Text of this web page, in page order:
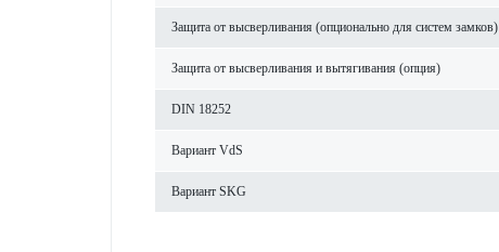
Защита от высверливания (опцио­н­ально для систем замков)
Защита от высверливания и вытя­гивания (опция)
DIN 18252
Вар­иант VdS
Вар­иант SKG